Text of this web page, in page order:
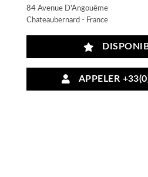
84 Avenue D'Angouême
Chateaubernard - France
APPELER